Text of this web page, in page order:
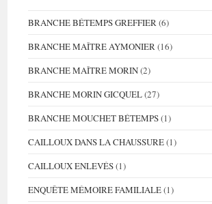
BRANCHE BÉTEMPS GREFFIER(6)
BRANCHE MAÎTRE AYMONIER(16)
BRANCHE MAÎTRE MORIN(2)
BRANCHE MORIN GICQUEL(27)
BRANCHE MOUCHET BÉTEMPS(1)
CAILLOUX DANS LA CHAUSSURE(1)
CAILLOUX ENLEVÉS(1)
ENQUÊTE MÉMOIRE FAMILIALE(1)